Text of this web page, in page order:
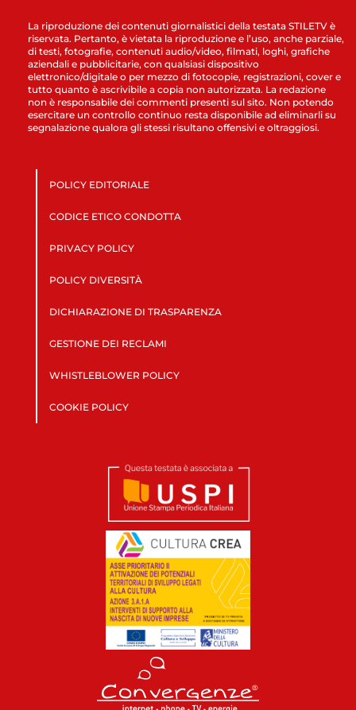
La riproduzione dei contenuti giornalistici della testata STILETV è
riservata. Pertanto, è vietata la riproduzione e l’uso, anche parziale,
di testi, fotografie, contenuti audio/video, filmati, loghi, grafiche
aziendali e pubblicitarie, con qualsiasi dispositivo
elettronico/digitale o per mezzo di fotocopie, registrazioni, cover e
tutto quanto è ascrivibile a copia non autorizzata. La redazione
non è responsabile dei commenti presenti sul sito. Non potendo
esercitare un controllo continuo resta disponibile ad eliminarli su
segnalazione qualora gli stessi risultano offensivi e oltraggiosi.
POLICY EDITORIALE
CODICE ETICO CONDOTTA
PRIVACY POLICY
POLICY DIVERSITÀ
DICHIARAZIONE DI TRASPARENZA
GESTIONE DEI RECLAMI
WHISTLEBLOWER POLICY
COOKIE POLICY